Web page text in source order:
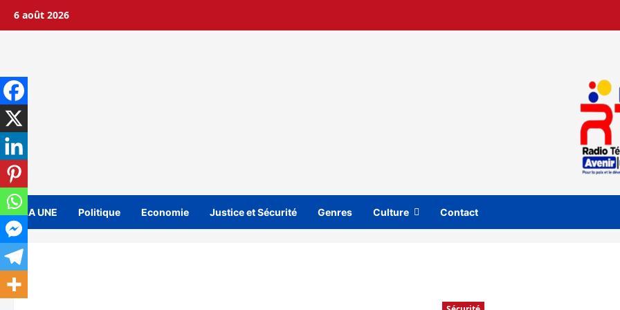
6 août 2026
A LA UNE Politique Economie Justice et Sécurité Genres Culture Contact